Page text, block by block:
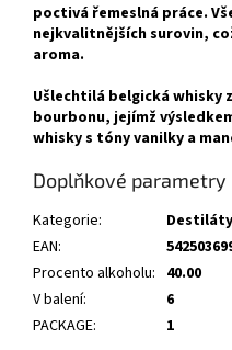
poctivá řemeslná práce.
nejkvalitnějších surovin,
aroma.
Ušlechtilá belgická whisky
bourbonu, jejímž
whisky s tóny vanilky a
Doplňkové parametry
Kategorie:
Destiláty
EAN:
Procento alkoholu: 40.00
V balení:
6
PACKAGE: 1